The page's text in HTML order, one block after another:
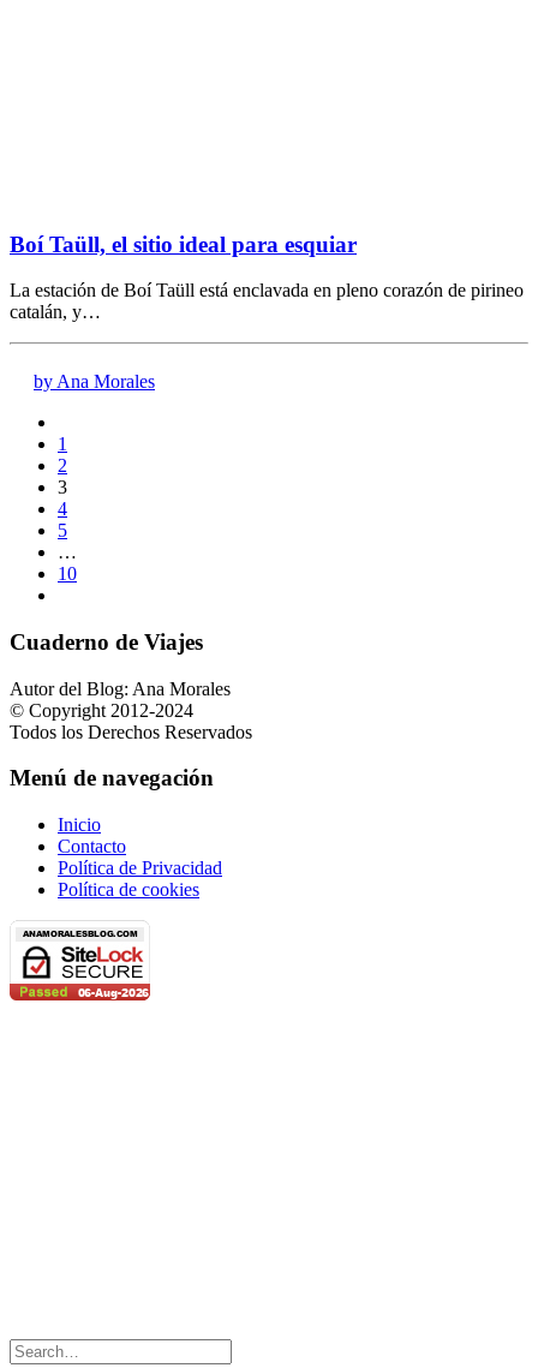
Boí Taüll, el sitio ideal para esquiar
La estación de Boí Taüll está enclavada en pleno corazón de pirineo
catalán, y…
by Ana Morales
1
2
3
4
5
…
10
Cuaderno de Viajes
Autor del Blog: Ana Morales
© Copyright 2012-2024
Todos los Derechos Reservados
Menú de navegación
Inicio
Contacto
Política de Privacidad
Política de cookies